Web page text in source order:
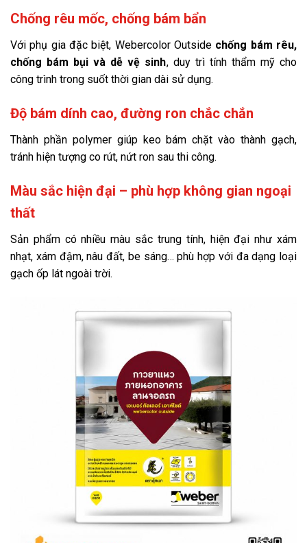
Chống rêu mốc, chống bám bẩn
Với phụ gia đặc biệt, Webercolor Outside chống bám rêu,
chống bám bụi và dễ vệ sinh, duy trì tính thẩm mỹ cho
công trình trong suốt thời gian dài sử dụng.
Độ bám dính cao, đường ron chắc chắn
Thành phần polymer giúp keo bám chặt vào thành gạch,
tránh hiện tượng co rút, nứt ron sau thi công.
Màu sắc hiện đại – phù hợp không gian ngoại
thất
Sản phẩm có nhiều màu sắc trung tính, hiện đại như xám
nhạt, xám đậm, nâu đất, be sáng… phù hợp với đa dạng loại
gạch ốp lát ngoài trời.